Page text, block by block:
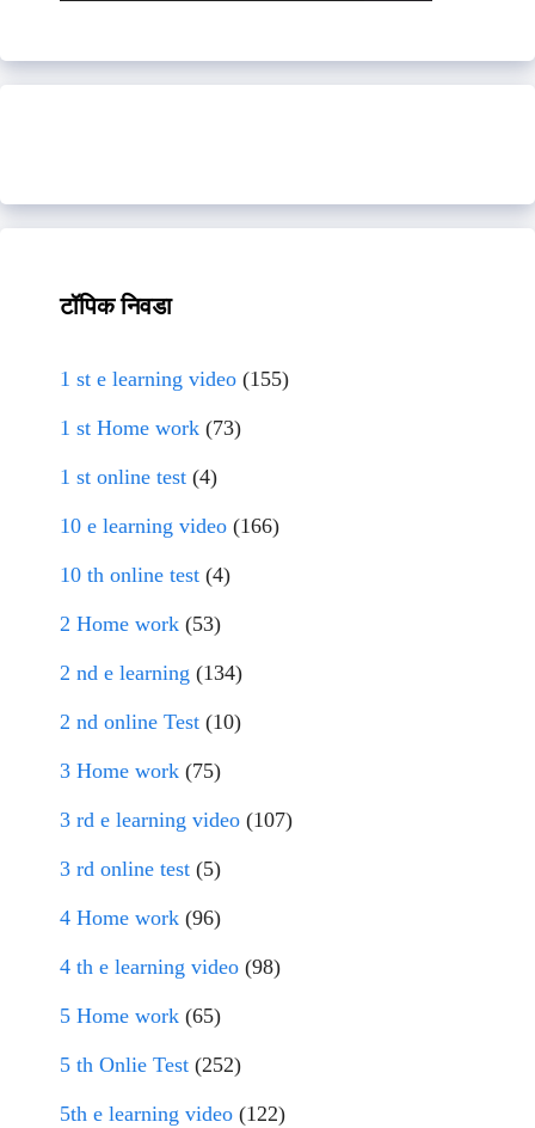
टॉपिक निवडा
1 st e learning video (155)
1 st Home work (73)
1 st online test (4)
10 e learning video (166)
10 th online test (4)
2 Home work (53)
2 nd e learning (134)
2 nd online Test (10)
3 Home work (75)
3 rd e learning video (107)
3 rd online test (5)
4 Home work (96)
4 th e learning video (98)
5 Home work (65)
5 th Onlie Test (252)
5th e learning video (122)